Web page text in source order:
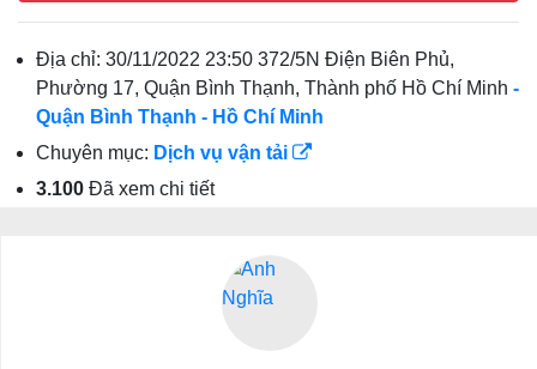
Địa chỉ: 30/11/2022 23:50 372/5N Điện Biên Phủ,
Phường 17, Quận Bình Thạnh, Thành phố Hồ Chí Minh -
Quận Bình Thạnh - Hồ Chí Minh
Chuyên mục: Dịch vụ vận tải
3.100 Đã xem chi tiết